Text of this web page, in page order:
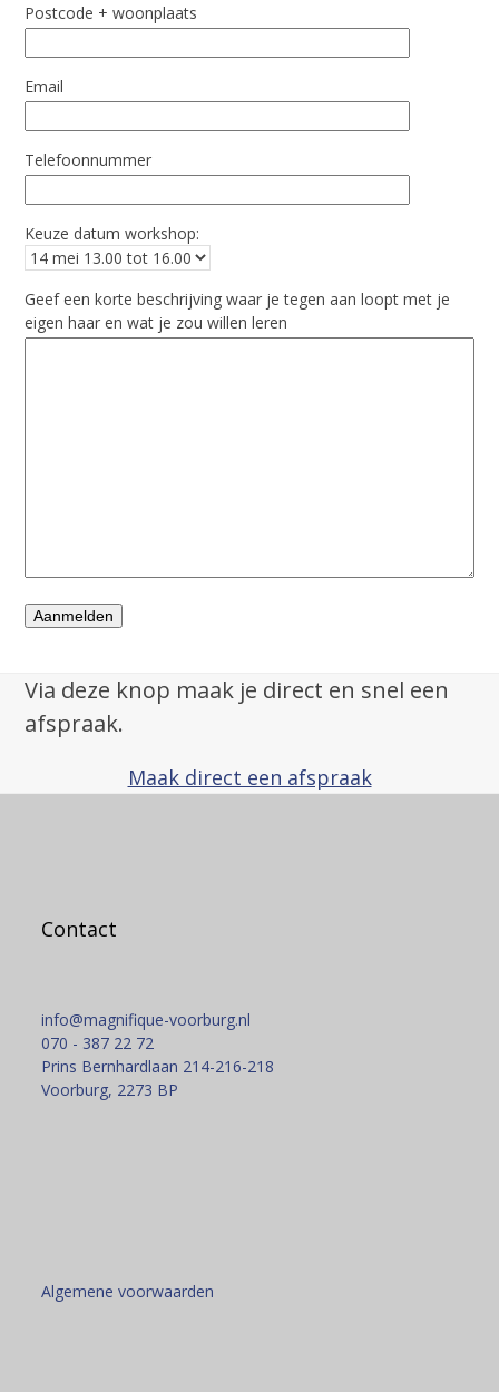
Postcode + woonplaats
Email
Telefoonnummer
Keuze datum workshop:
Geef een korte beschrijving waar je tegen aan loopt met je
eigen haar en wat je zou willen leren
Via deze knop maak je direct en snel een
afspraak.
Maak direct een afspraak
Contact
info@magnifique-voorburg.nl
070 - 387 22 72
Prins Bernhardlaan 214-216-218
Voorburg, 2273 BP
Algemene voorwaarden